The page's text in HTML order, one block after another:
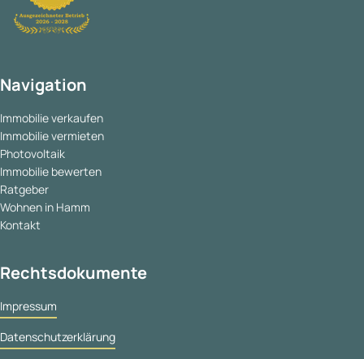
Navigation
Immobilie verkaufen
Immobilie vermieten
Photovoltaik
Immobilie bewerten
Ratgeber
Wohnen in Hamm
Kontakt
Rechtsdokumente
Impressum
Datenschutzerklärung